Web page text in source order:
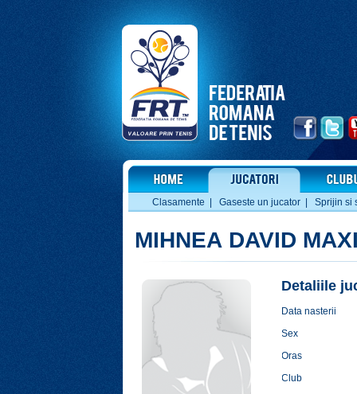
Clasamente Gaseste un jucator Sprijin si
MIHNEA DAVID
Detaliile
Data nasterii
Sex
Oras
Club